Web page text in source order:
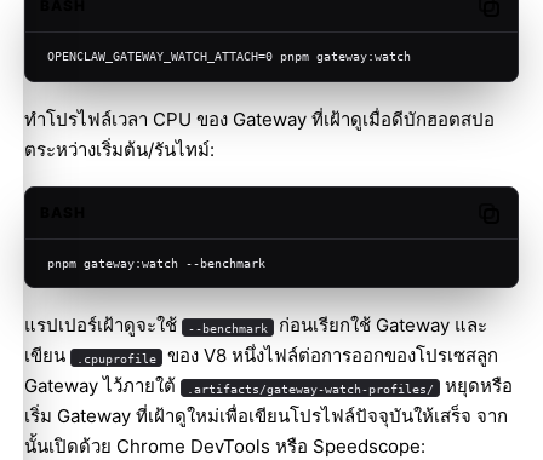
OPENCLAW_GATEWAY_WATCH_ATTACH=0 pnpm gateway:watch
ทำโปรไฟล์เวลา CPU ของ Gateway ที่เฝ้าดูเมื่อดีบักฮอตสปอ
ตระหว่างเริ่มต้น/รันไทม์:
pnpm gateway:watch --benchmark
แรปเปอร์เฝ้าดูจะใช้ --benchmark ก่อนเรียกใช้ Gateway และ
เขียน
.cpuprofile ของ V8 หนึ่งไฟล์ต่อการออกของโปรเซสลูก
Gateway ไว้ภายใต้
.artifacts/gateway-watch-profiles/ หยุดหรือ
เริ่ม Gateway ที่เฝ้าดูใหม่เพื่อเขียนโปรไฟล์ปัจจุบันให้เสร็จ จาก
นั้นเปิดด้วย Chrome DevTools หรือ Speedscope: